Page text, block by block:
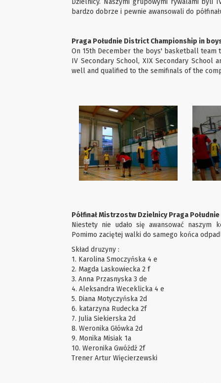
Dzielnicy. Naszymi grupowymi rywalami byli
bardzo dobrze i pewnie awansowali do
Praga Południe District Championship in
On 15th December the boys' basketball
IV Secondary School, XIX Secondary
well and qualified to the semifinals of the
Półfinał Mistrzostw Dzielnicy Praga
Niestety nie udało się awansować naszym
Pomimo zaciętej walki do samego końca
Skład druzyny :
1. Karolina Smoczyńska 4 e
2. Magda Laskowiecka 2 f
3. Anna Przasnyska 3 de
4. Aleksandra Weceklicka 4 e
5. Diana Motyczyńska 2d
6. katarzyna Rudecka 2f
7. Julia Siekierska 2d
8. Weronika Główka 2d
9. Monika Misiak 1a
10. Weronika Gwóźdź 2f
Trener Artur Więcierzewski